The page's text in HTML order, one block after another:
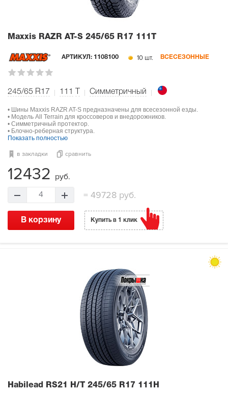
Maxxis RAZR AT-S 245/65 R17 111T
АРТИКУЛ: 1108100 10 шт. ВСЕСЕЗОННЫЕ
245/65 R17 111 Симметричный
• Шины Maxxis RAZR AT-S предназначены для всесезонной езды.
• Модель All Terrain для кроссоверов и внедорожников.
• Симметричный протектор.
• Блочно-реберная структура.
Показать полностью
в закладки сравнить
12432 руб.
4 = 49728 руб.
В корзину Купить в 1 клик
Habilead RS21 H/T 245/65 R17 111H